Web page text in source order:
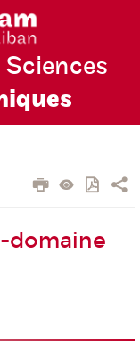
Sciences
domaine